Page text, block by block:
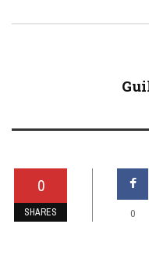
0
SHARES 0